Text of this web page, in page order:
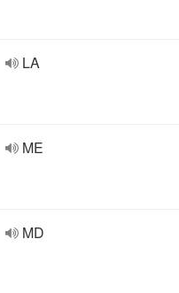
LA
ME
MD